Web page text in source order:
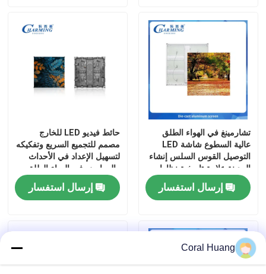
تشارمينغ في الهواء الطلق
عالية السطوع شاشة LED
التوصيل القوس السلس إنشاء
المدينة علامة تاريخية نظارات
مجانية 3D وليمة بصرية
إرسال استفسار
حائط فيديو LED للخارج
مصمم للتجميع السريع وتفكيكه
لتسهيل الإعداد في الأحداث
والمعارض في الهواء الطلق
إرسال استفسار
Coral Huang